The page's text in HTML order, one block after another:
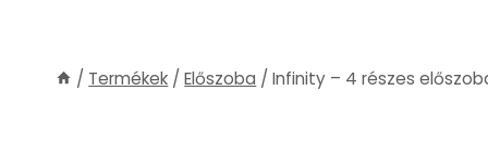
/ Termékek / Előszoba / Infinity – 4 részes